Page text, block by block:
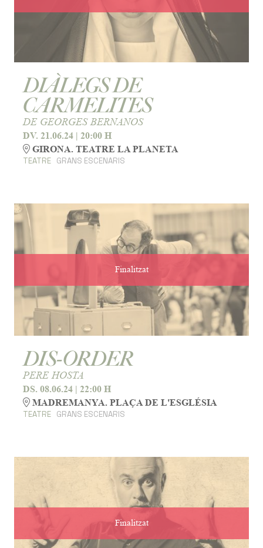
DIÀLEGS DE
CARMELITES
DE GEORGES BERNANOS
DV. 21.06.24 | 20:00 H
GIRONA. TEATRE LA PLANETA
TEATRE GRANS ESCENARIS
Finalitzat
DIS-ORDER
PERE HOSTA
DS. 08.06.24 | 22:00 H
MADREMANYA. PLAÇA DE L'ESGLÉSIA
TEATRE GRANS ESCENARIS
Finalitzat